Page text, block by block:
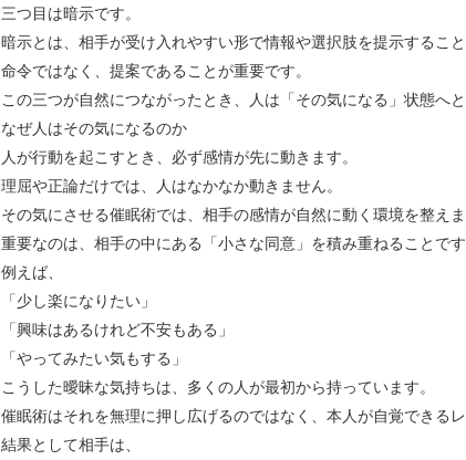
三つ目は暗示です。
暗示とは、相手が受け入れやすい形で情報や選択肢を提示すること
命令ではなく、提案であることが重要です。
この三つが自然につながったとき、人は「その気になる」状態へと
なぜ人はその気になるのか
人が行動を起こすとき、必ず感情が先に動きます。
理屈や正論だけでは、人はなかなか動きません。
その気にさせる催眠術では、相手の感情が自然に動く環境を整えま
重要なのは、相手の中にある「小さな同意」を積み重ねることです
例えば、
「少し楽になりたい」
「興味はあるけれど不安もある」
「やってみたい気もする」
こうした曖昧な気持ちは、多くの人が最初から持っています。
催眠術はそれを無理に押し広げるのではなく、本人が自覚できる
結果として相手は、